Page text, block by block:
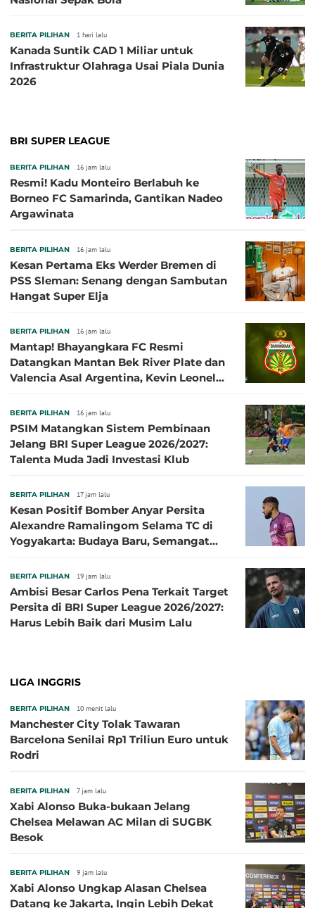
BERITA PILIHAN 1 hari lalu
Kanada Suntik CAD 1 Miliar untuk
Infrastruktur Olahraga Usai Piala Dunia
2026
BRI SUPER LEAGUE
BERITA PILIHAN 16 jam lalu
Resmi! Kadu Monteiro Berlabuh ke
Borneo FC Samarinda, Gantikan Nadeo
Argawinata
BERITA PILIHAN 16 jam lalu
Kesan Pertama Eks Werder Bremen di
PSS Sleman: Senang dengan Sambutan
Hangat Super Elja
BERITA PILIHAN 16 jam lalu
Mantap! Bhayangkara FC Resmi
Datangkan Mantan Bek River Plate dan
Valencia Asal Argentina, Kevin Leonel
BERITA PILIHAN 16 jam lalu
PSIM Matangkan Sistem Pembinaan
Jelang BRI Super League 2026/2027:
Talenta Muda Jadi Investasi Klub
BERITA PILIHAN 17 jam lalu
Kesan Positif Bomber Anyar Persita
Alexandre Ramalingom Selama TC di
Yogyakarta: Budaya Baru, Semangat
BERITA PILIHAN 19 jam lalu
Ambisi Besar Carlos Pena Terkait Target
Persita di BRI Super League 2026/2027:
Harus Lebih Baik dari Musim Lalu
LIGA INGGRIS
BERITA PILIHAN 10 menit lalu
Manchester City Tolak Tawaran
Barcelona Senilai Rp1 Triliun Euro untuk
Rodri
BERITA PILIHAN 7 jam lalu
Xabi Alonso Buka-bukaan Jelang
Chelsea Melawan AC Milan di SUGBK
Besok
BERITA PILIHAN 9 jam lalu
Xabi Alonso Ungkap Alasan Chelsea
Datang ke Jakarta, Ingin Lebih Dekat